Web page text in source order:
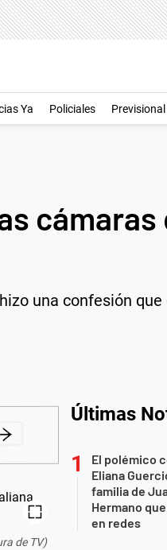
Ya Policiales Previsional
cámaras
una confesión
de TV)
Últimas
El polémico
Eliana
familia de
Hermano
en redes